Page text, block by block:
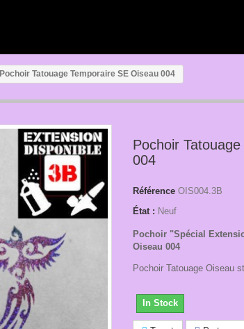
Pochoir Tatouage Temporaire SE Oiseau 004
Pochoir
004
Référence OIS004.3B
État : Neuf
Pochoir "Spécial
Oiseau 004
Pochoir Tatouage Oiseau
In Stock